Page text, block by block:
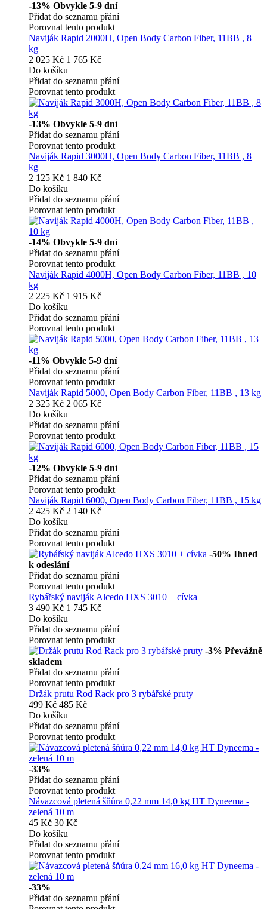
-13% Obvykle 5-9 dní
Přidat do seznamu přání
Porovnat tento produkt
Naviják Rapid 2000H, Open Body Carbon Fiber, 11BB , 8
kg
2 025 Kč 1 765 Kč
Do košíku
Přidat do seznamu přání
Porovnat tento produkt
-13% Obvykle 5-9 dní
Přidat do seznamu přání
Porovnat tento produkt
Naviják Rapid 3000H, Open Body Carbon Fiber, 11BB , 8
kg
2 125 Kč 1 840 Kč
Do košíku
Přidat do seznamu přání
Porovnat tento produkt
-14% Obvykle 5-9 dní
Přidat do seznamu přání
Porovnat tento produkt
Naviják Rapid 4000H, Open Body Carbon Fiber, 11BB , 10
kg
2 225 Kč 1 915 Kč
Do košíku
Přidat do seznamu přání
Porovnat tento produkt
-11% Obvykle 5-9 dní
Přidat do seznamu přání
Porovnat tento produkt
Naviják Rapid 5000, Open Body Carbon Fiber, 11BB , 13 kg
2 325 Kč 2 065 Kč
Do košíku
Přidat do seznamu přání
Porovnat tento produkt
-12% Obvykle 5-9 dní
Přidat do seznamu přání
Porovnat tento produkt
Naviják Rapid 6000, Open Body Carbon Fiber, 11BB , 15 kg
2 425 Kč 2 140 Kč
Do košíku
Přidat do seznamu přání
Porovnat tento produkt
-50% Ihned
k odeslání
Přidat do seznamu přání
Porovnat tento produkt
Rybářský naviják Alcedo HXS 3010 + cívka
3 490 Kč 1 745 Kč
Do košíku
Přidat do seznamu přání
Porovnat tento produkt
-3% Převážně
skladem
Přidat do seznamu přání
Porovnat tento produkt
Držák prutu Rod Rack pro 3 rybářské pruty
499 Kč 485 Kč
Do košíku
Přidat do seznamu přání
Porovnat tento produkt
-33%
Přidat do seznamu přání
Porovnat tento produkt
Návazcová pletená šňůra 0,22 mm 14,0 kg HT Dyneema -
zelená 10 m
45 Kč 30 Kč
Do košíku
Přidat do seznamu přání
Porovnat tento produkt
-33%
Přidat do seznamu přání